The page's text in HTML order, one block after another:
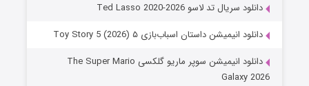
دانلود سریال تد لاسو Ted Lasso 2020-2026
دانلود انیمیشن داستان اسباب‌بازی ۵ Toy Story 5 (2026)
دانلود انیمیشن سوپر ماریو گلکسی The Super Mario
Galaxy 2026